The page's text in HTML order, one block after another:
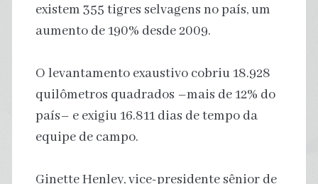
existem 355 tigres selvagens no país, um
aumento de 190% desde 2009.
O levantamento exaustivo cobriu 18.928
quilômetros quadrados –mais de 12% do
país– e exigiu 16.811 dias de tempo da
equipe de campo.
Ginette Henley, vice-presidente sênior de